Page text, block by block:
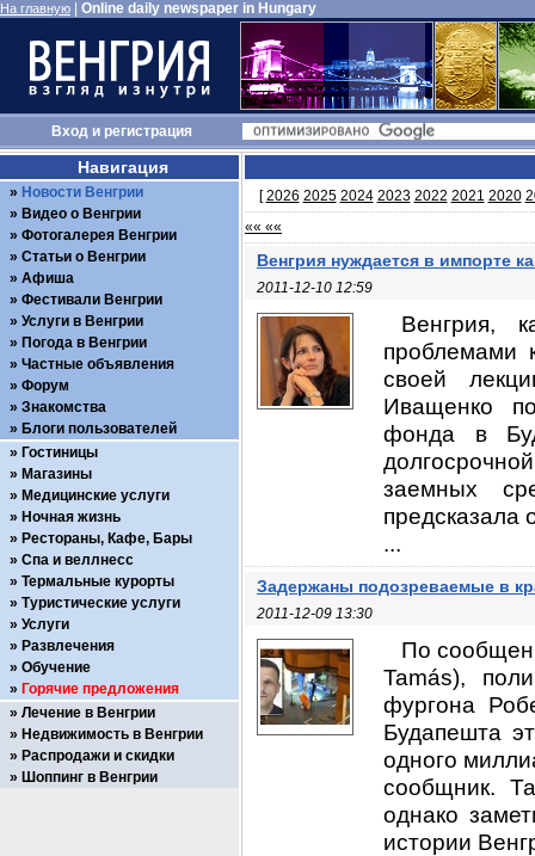
На главную Online daily newspaper in Hungary
Входи регистрация
[2026 2025 2024 2023 2022 2021 2020
«« ««
Венгрия нуждается в импорте
2011-12-10 12:59
Венгрия,
проблемами
своей
Иващенко
фонда в
заемных
предсказала
...
Задержаны подозреваемые в
2011-12-09 13:30
По
Tamás),
фургона
Будапешта
одного
сообщник.
однако
истории
Навигация
Новости Венгрии
Видео о Венгрии
Фотогалерея Венгрии
Статьи о Венгрии
Афиша
Фестивали Венгрии
Услуги в Венгрии
Погода в Венгрии
Частные объявления
Форум
Знакомства
Блоги пользователей
Гостиницы
Магазины
Медицинские услуги
Ночная жизнь
Рестораны, Кафе, Бары
Спа и веллнесс
Термальные курорты
Туристические услуги
Услуги
Развлечения
Обучение
Горячие предложения
Лечение в Венгрии
Недвижимость в Венгрии
Распродажи и скидки
Шоппинг в Венгрии